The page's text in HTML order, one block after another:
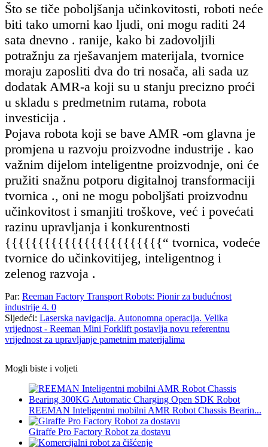
Što se tiče poboljšanja učinkovitosti, roboti neće
biti tako umorni kao ljudi, oni mogu raditi 24
sata dnevno . ranije, kako bi zadovoljili
potražnju za rješavanjem materijala, tvornice
moraju zaposliti dva do tri nosača, ali sada uz
dodatak AMR-a koji su u stanju precizno proći
u skladu s predmetnim rutama, robota
investicija .
Pojava robota koji se bave AMR -om glavna je
promjena u razvoju proizvodne industrije . kao
važnim dijelom inteligentne proizvodnje, oni će
pružiti snažnu potporu digitalnoj transformaciji
tvornica ., oni ne mogu poboljšati proizvodnu
učinkovitost i smanjiti troškove, već i povećati
razinu upravljanja i konkurentnosti
{{{{{{{{{{{{{{{{{{{{{{{{“ tvornica, vodeće
tvornice do učinkovitijeg, inteligentnog i
zelenog razvoja .
Par: Reeman Factory Transport Robots: Pionir za budućnost
industrije 4. 0
Sljedeći: Laserska navigacija. Autonomna operacija. Velika
vrijednost - Reeman Mini Forklift postavlja novu referentnu
vrijednost za upravljanje pametnim materijalima
Mogli biste i voljeti
REEMAN Inteligentni mobilni AMR Robot Chassis Bearin...
Giraffe Pro Factory Robot za dostavu